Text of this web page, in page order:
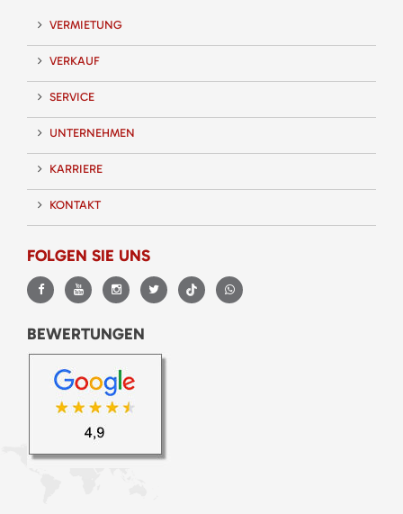
VERMIETUNG
VERKAUF
SERVICE
UNTERNEHMEN
KARRIERE
KONTAKT
FOLGEN SIE UNS
BEWERTUNGEN